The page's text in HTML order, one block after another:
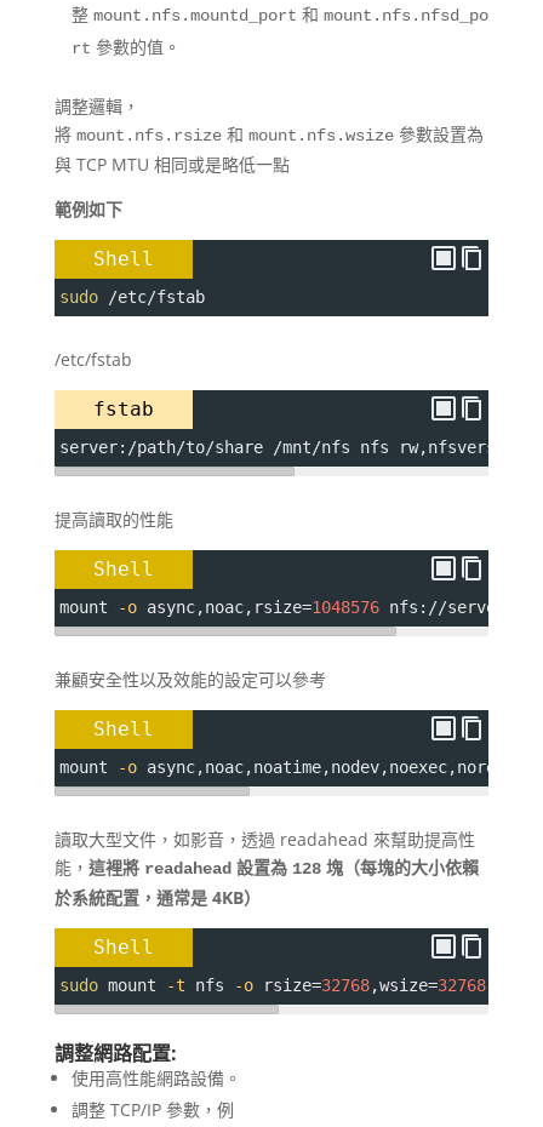
整 mount.nfs.mountd_port 和 mount.nfs.nfsd_po
rt 參數的值。
調整邏輯，
將 mount.nfs.rsize和 mount.nfs.wsize參數設置為
與 TCP MTU 相同或是略低一點
範例如下
Shell
sudo /etc/fstab
/etc/fstab
fstab
server:/path/to/share /mnt/nfs nfs
提高讀取的性能
Shell
mount -o async,noac,rsize=1048576 nfs://server/
兼顧安全性以及效能的設定可以參考
Shell
mount -o
讀取大型文件，如影音，透過 readahead 來幫助提高性
能， 這裡將 readahead設置為 128塊（每塊的大小依賴
於系統配置，通常是 4KB）
Shell
sudo mount -t nfs -o rsize=32768,wsize=32768
調整網路配置:
使用高性能網路設備。
調整 TCP/IP 參數，例